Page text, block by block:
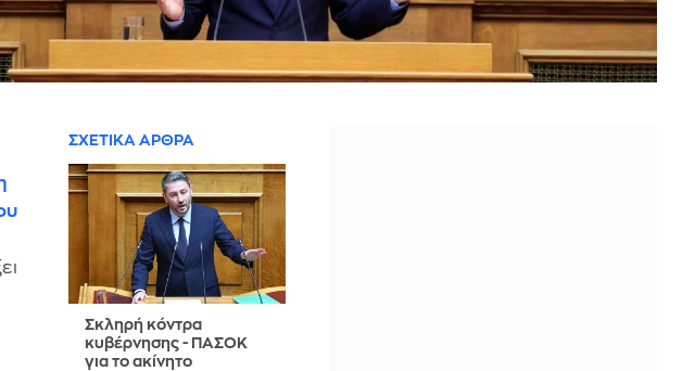
ΣΧΕΤΙΚΑ ΑΡΘΡΑ
Σκληρή κόντρα
κυβέρνησης - ΠΑΣΟΚ
για το ακίνητο